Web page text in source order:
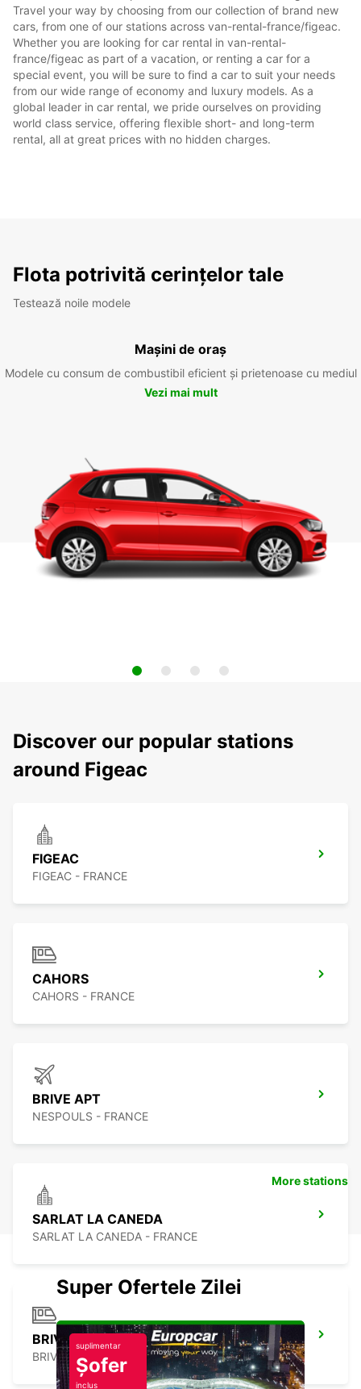
Travel your way by choosing from our collection of brand new
cars, from one of our stations across van-rental-france/figeac.
Whether you are looking for car rental in van-rental-
france/figeac as part of a vacation, or renting a car for a
special event, you will be sure to find a car to suit your needs
from our wide range of economy and luxury models. As a
global leader in car rental, we pride ourselves on providing
world class service, offering flexible short- and long-term
rental, all at great prices with no hidden charges.
Flota potrivită cerințelor tale
Testează noile modele
Mașini de oraș
Modele cu consum de combustibil eficient și prietenoase cu mediul
Vezi mai mult
Discover our popular stations
around Figeac
FIGEAC
FIGEAC - FRANCE
CAHORS
CAHORS - FRANCE
BRIVE APT
NESPOULS - FRANCE
SARLAT LA CANEDA
SARLAT LA CANEDA - FRANCE
BRIVE
BRIVE LA GAILLARDE - FRANCE
More stations
Super Ofertele Zilei
suplimentar
Șofer
inclus